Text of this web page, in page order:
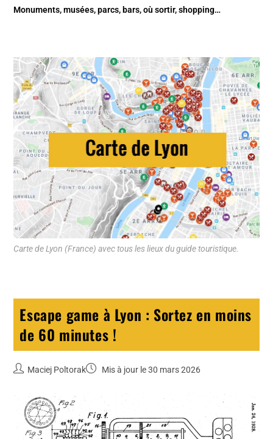
Monuments, musées, parcs, bars, où sortir, shopping…
Carte de Lyon (France) avec tous les lieux du guide touristique.
Escape game à Lyon : Sortez en moins
de 60 minutes !
Maciej Poltorak Mis à jour le 30 mars 2026